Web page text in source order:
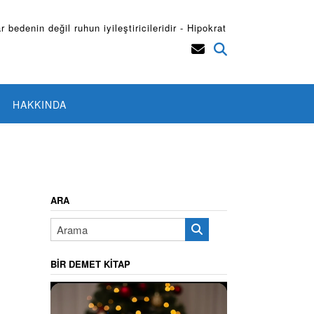
bedenin değil ruhun iyileştiricileridir - Hipokrat
HAKKINDA
ARA
BIR DEMET KITAP
Video